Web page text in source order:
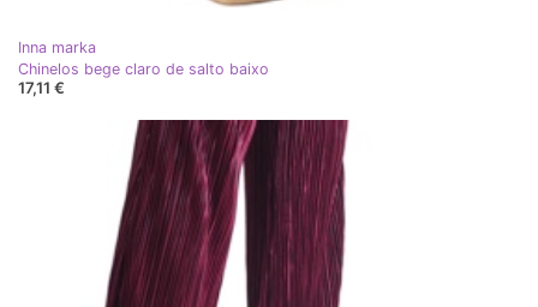
Inna marka
Chinelos bege claro de salto baixo
17,11 €